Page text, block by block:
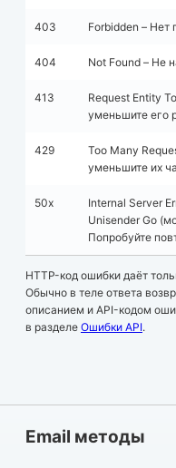
403 Forbidden – Нет
404 Not Found – Не
413
Request Entity
уменьшите его
429
Too Many
уменьшите их
50x
Internal Server
Unisender Go
Попробуйте
HTTP-код ошибки даёт
Обычно в теле ответа
описанием и API-кодом
в разделе Ошибки API.
Email методы